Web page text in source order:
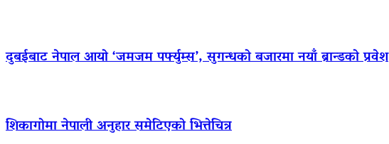
दुबईबाट नेपाल आयो ‘जमजम पर्फ्युम्स’, सुगन्धको बजारमा नयाँ ब्रान्डको प्रवेश
शिकागोमा नेपाली अनुहार समेटिएको भित्तेचित्र